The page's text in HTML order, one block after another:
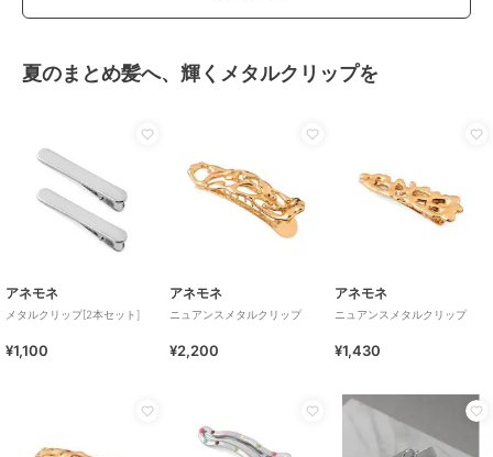
夏のまとめ髪へ、輝くメタルクリップを
アネモネ
メタルクリップ[2本セット]
¥1,100
アネモネ
ニュアンスメタルクリップ
¥2,200
アネモネ
ニュアンスメタルクリップ
¥1,430